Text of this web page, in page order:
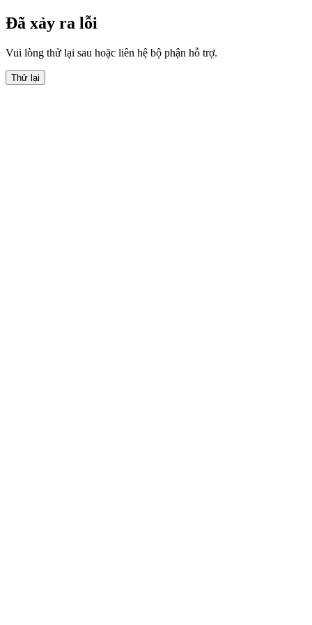
Đã xảy ra lỗi
Vui lòng thử lại sau hoặc liên hệ bộ phận hỗ trợ.
Thử lại